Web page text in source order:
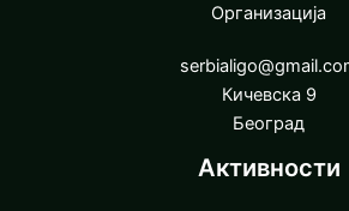
Oрганизација
Кичевска 9
Београд
Активности